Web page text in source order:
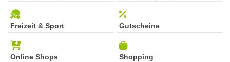
Freizeit & Sport Gutscheine
Online Shops Shopping